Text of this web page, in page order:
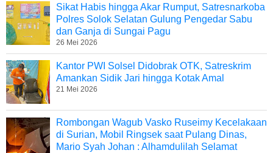
Sikat Habis hingga Akar Rumput, Satresnarkoba
Polres Solok Selatan Gulung Pengedar Sabu
dan Ganja di Sungai Pagu
26 Mei 2026
Kantor PWI Solsel Didobrak OTK, Satreskrim
Amankan Sidik Jari hingga Kotak Amal
21 Mei 2026
Rombongan Wagub Vasko Ruseimy Kecelakaan
di Surian, Mobil Ringsek saat Pulang Dinas,
Mario Syah Johan : Alhamdulilah Selamat